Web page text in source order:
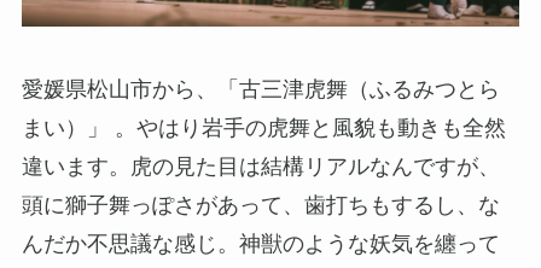
愛媛県松山市から、「古三津虎舞（ふるみつとら
まい）」 。やはり岩手の虎舞と風貌も動きも全然
違います。虎の見た目は結構リアルなんですが、
頭に獅子舞っぽさがあって、歯打ちもするし、な
んだか不思議な感じ。神獣のような妖気を纏って